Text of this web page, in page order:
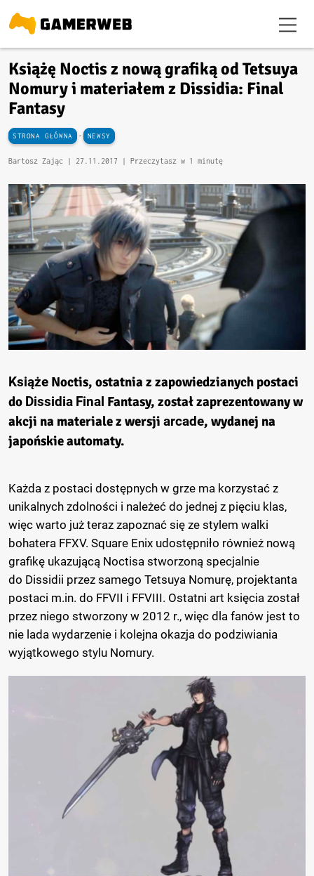
Książę Noctis z nową grafiką od Tetsuya
Nomury i materiałem z Dissidia: Final
Fantasy
STRONA GŁÓWNA - NEWSY
Bartosz Zając | 27.11.2017 | Przeczytasz w 1 minutę
Książe Noctis, ostatnia z zapowiedzianych postaci
do Dissidia Final Fantasy, został zaprezentowany w
akcji na materiale z wersji arcade, wydanej na
japońskie automaty.
Każda z postaci dostępnych w grze ma korzystać z
unikalnych zdolności i należeć do jednej z pięciu klas,
więc warto już teraz zapoznać się ze stylem walki
bohatera FFXV. Square Enix udostępniło również nową
grafikę ukazującą Noctisa stworzoną specjalnie
do Dissidii przez samego Tetsuya Nomurę, projektanta
postaci m.in. do FFVII i FFVIII. Ostatni art księcia został
przez niego stworzony w 2012 r., więc dla fanów jest to
nie lada wydarzenie i kolejna okazja do podziwiania
wyjątkowego stylu Nomury.